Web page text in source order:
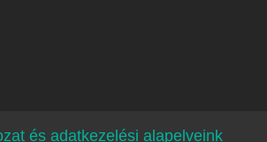
és adatkezelési alapelveink